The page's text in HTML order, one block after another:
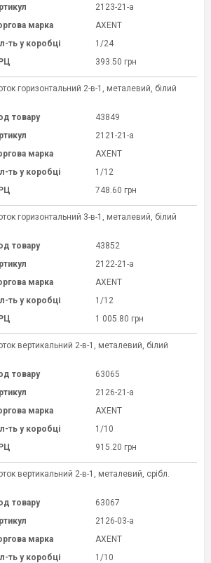
2123-21-a
марка
AXENT
ть у коробці
1/24
393.50 грн
горизонтальний 2-в-1, металевий, білий
товару
43849
2121-21-a
марка
AXENT
ть у коробці
1/12
748.60 грн
горизонтальний 3-в-1, металевий, білий
товару
43852
2122-21-a
марка
AXENT
ть у коробці
1/12
1 005.80 грн
вертикальний 2-в-1, металевий, білий
товару
63065
2126-21-a
марка
AXENT
ть у коробці
1/10
915.20 грн
вертикальний 2-в-1, металевий, срібл.
товару
63067
2126-03-a
марка
AXENT
ть у коробці
1/10